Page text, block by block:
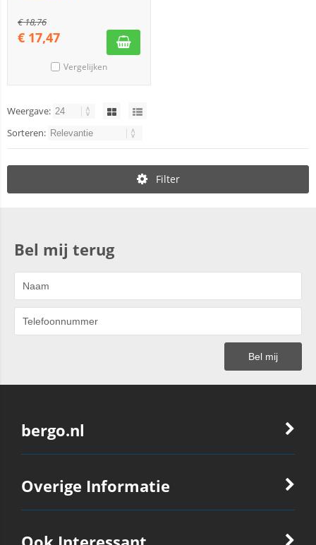
€18,76
€ 17,47
Vergelijken
Weergave:
Sorteren:
Filter
Bel mij terug
bergo.nl
Overige Informatie